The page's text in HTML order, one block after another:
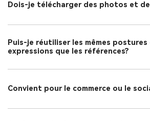
Dois-je télécharger des photos et
Puis-je réutiliser les mêmes
expressions que les références?
Convient pour le commerce ou le